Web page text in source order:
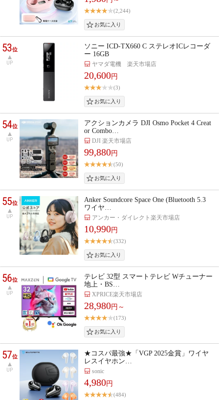
(2,244)
53位
UP
ソニー ICD-TX660 C ステレオICレコーダ
ー 16GB
ヤマダ電機 楽天市場店
20,600円
(3)
54位
UP
アクションカメラ DJI Osmo Pocket 4 Creat
or Combo…
DJI 楽天市場店
99,880円
(50)
55位
UP
Anker Soundcore Space One (Bluetooth 5.3
ワイヤ…
アンカー・ダイレクト楽天市場店
10,990円
(332)
56位
UP
テレビ 32型 スマートテレビ Wチューナー
地上・BS…
XPRICE楽天市場店
28,980円～
(173)
57位
UP
★コスパ最強★「VGP 2025金賞」ワイヤ
レスイヤホン…
sonic
4,980円
(484)